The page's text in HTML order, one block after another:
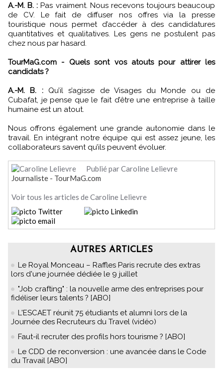
A.-M. B. : Pas vraiment. Nous recevons toujours beaucoup
de CV. Le fait de diffuser nos offres via la presse
touristique nous permet d’accéder à des candidatures
quantitatives et qualitatives. Les gens ne postulent pas
chez nous par hasard.
TourMaG.com - Quels sont vos atouts pour attirer les
candidats ?
A.-M. B. :Qu’il s’agisse de Visages du Monde ou de
Cubafat, je pense que le fait d’être une entreprise à taille
humaine est un atout.
Nous offrons également une grande autonomie dans le
travail. En intégrant notre équipe qui est assez jeune, les
collaborateurs savent qu’ils peuvent évoluer.
Publié par Caroline Lelievre
Journaliste - TourMaG.com
Voir tous les articles de Caroline Lelievre
AUTRES ARTICLES
Le Royal Monceau – Raffles Paris recrute des extras
lors d'une journée dédiée le 9 juillet
"Job crafting" : la nouvelle arme des entreprises pour
fidéliser leurs talents ? [ABO]
L'ESCAET réunit 75 étudiants et alumni lors de la
Journée des Recruteurs du Travel (vidéo)
Faut-il recruter des profils hors tourisme ? [ABO]
Le CDD de reconversion : une avancée dans le Code
du Travail [ABO]